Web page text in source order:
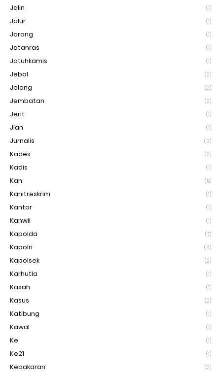
Jalin (1)
Jalur (1)
Jarang (1)
Jatanras (1)
Jatuhkamis (1)
Jebol (2)
Jelang (2)
Jembatan (2)
Jerit (1)
Jlan (1)
Jurnalis (3)
Kades (2)
Kadis (1)
Kan (5)
Kanitreskrim (1)
Kantor (1)
Kanwil (1)
Kapolda (7)
Kapolri (6)
Kapolsek (2)
Karhutla (1)
Kasah (1)
Kasus (2)
Katibung (1)
Kawal (1)
Ke (1)
Ke21 (1)
Kebakaran (2)